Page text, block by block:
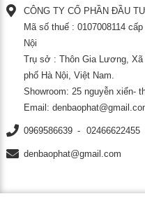
CÔNG TY CỔ PHẦN ĐẦU
Mã số thuế : 0107008114
Nội
Trụ sở : Thôn Gia Lương, Xã
phố Hà Nội, Việt Nam.
Showroom: 25 nguyễn xiển-
Email:
0969586639 02466622455
denbaophat@gmail.com